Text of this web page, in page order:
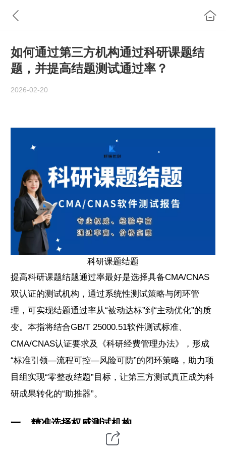
如何通过第三方机构通过科研课题结
题，并提高结题测试通过率？
2026-02-20
科研课题结题
提高科研课题结题通过率最好是选择具备CMA/CNAS
双认证的测试机构，通过系统性测试策略与闭环管
理，可实现结题通过率从“被动达标”到“主动优化”的质
变。本指将结合GB/T 25000.51软件测试标准、
CMA/CNAS认证要求及《科研经费管理办法》，形成
“标准引领—流程可控—风险可防”的闭环策略，助力项
目组实现“零整改结题”目标，让第三方测试真正成为科
研成果转化的“助推器”。
一、精准选择权威测试机构